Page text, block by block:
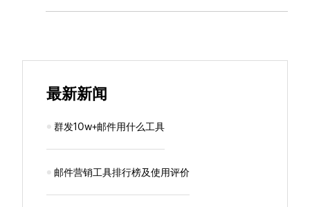
最新新闻
群发10w+邮件用什么工具
邮件营销工具排行榜及使用评价